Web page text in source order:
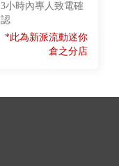
3小時內專人致電確
認
*此為新派流動迷你
倉之分店